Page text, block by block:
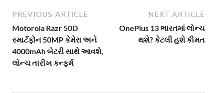
PREVIOUS ARTICLE
Motorola Razr 50D
સ્માર્ટફોન 50MP કેમેરા અને
4000mAh બેટરી સાથે આવશે,
લોન્ચ તારીખ કન્ફર્મ
NEXT ARTICLE
OnePlus 13 ભારતમાં લોન્ચ
થશે? કેટલી હશે કીમત